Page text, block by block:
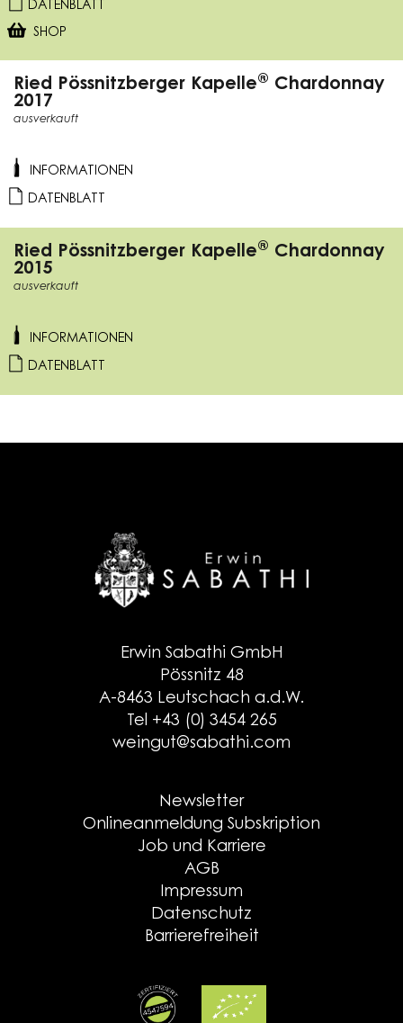
DATENBLATT
SHOP
Ried Pössnitzberger Kapelle® Chardonnay
2017
ausverkauft
INFORMATIONEN
DATENBLATT
Ried Pössnitzberger Kapelle® Chardonnay
2015
ausverkauft
INFORMATIONEN
DATENBLATT
Erwin Sabathi GmbH
Pössnitz 48
A-8463 Leutschach a.d.W.
Tel +43 (0) 3454 265
weingut@sabathi.com
Newsletter
Onlineanmeldung Subskription
Job und Karriere
AGB
Impressum
Datenschutz
Barrierefreiheit